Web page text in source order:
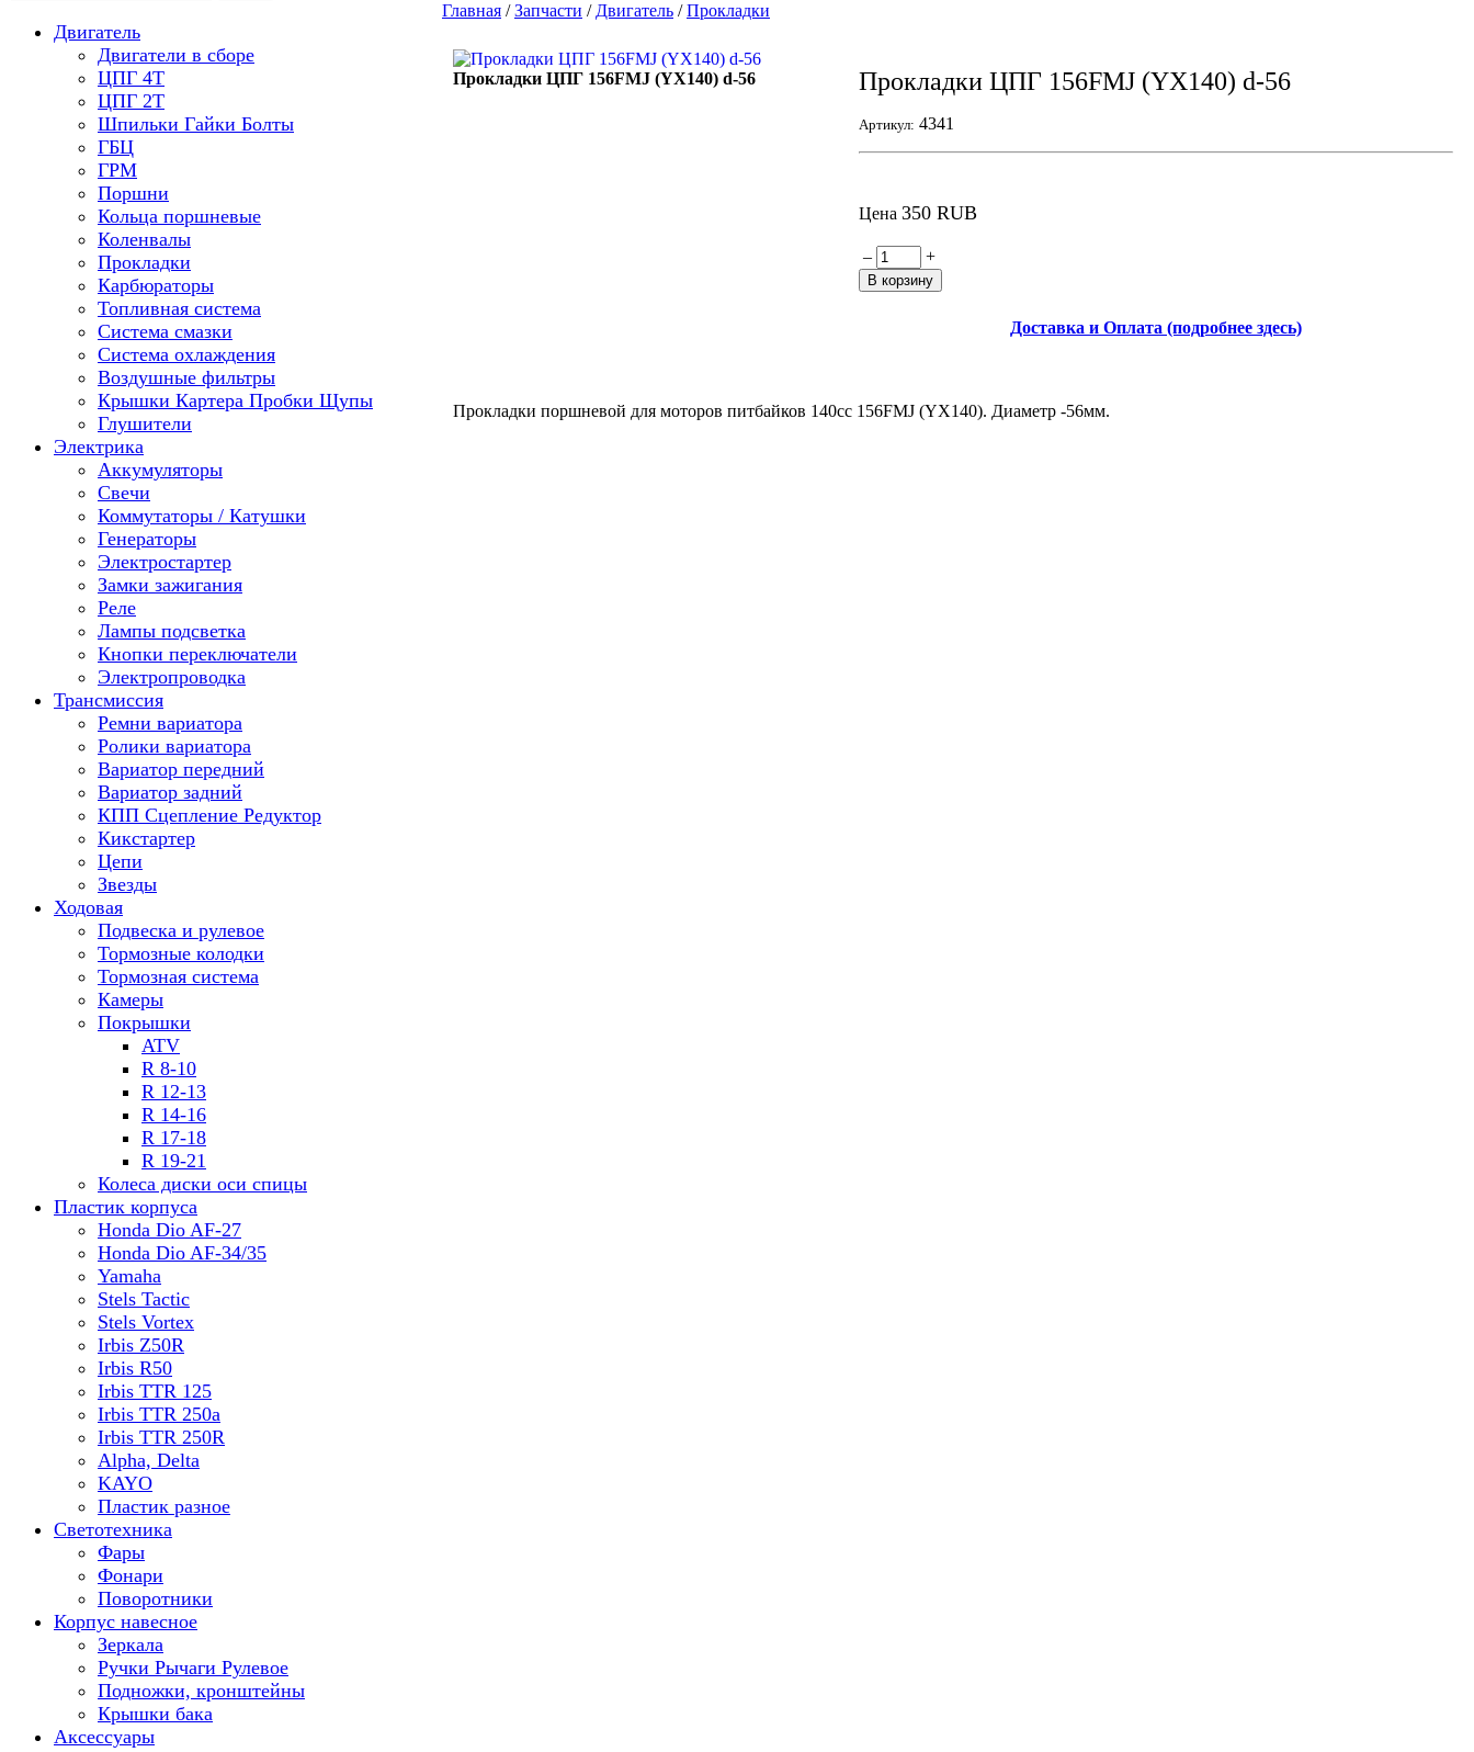
Двигатель
Двигатели в сборе
ЦПГ 4Т
ЦПГ 2Т
Шпильки Гайки Болты
ГБЦ
ГРМ
Поршни
Кольца поршневые
Коленвалы
Прокладки
Карбюраторы
Топливная система
Система смазки
Система охлаждения
Воздушные фильтры
Крышки Картера Пробки Щупы
Глушители
Электрика
Аккумуляторы
Свечи
Коммутаторы / Катушки
Генераторы
Электростартер
Замки зажигания
Реле
Лампы подсветка
Кнопки переключатели
Электропроводка
Трансмиссия
Ремни вариатора
Ролики вариатора
Вариатор передний
Вариатор задний
КПП Сцепление Редуктор
Кикстартер
Цепи
Звезды
Ходовая
Подвеска и рулевое
Тормозные колодки
Тормозная система
Камеры
Покрышки
ATV
R 8-10
R 12-13
R 14-16
R 17-18
R 19-21
Колеса диски оси спицы
Пластик корпуса
Honda Dio AF-27
Honda Dio AF-34/35
Yamaha
Stels Tactic
Stels Vortex
Irbis Z50R
Irbis R50
Irbis TTR 125
Irbis TTR 250a
Irbis TTR 250R
Alpha, Delta
KAYO
Пластик разное
Светотехника
Фары
Фонари
Поворотники
Корпус навесное
Зеркала
Ручки Рычаги Рулевое
Подножки, кронштейны
Крышки бака
Аксессуары
Главная /Запчасти / Двигатель /Прокладки
Прокладки ЦПГ 156FMJ (YX140) d-56 Прокладки ЦПГ 156FMJ (YX140) d-56
Артикул: 4341
Цена 350 RUB
– +
Доставка и Оплата (подробнее здесь)
Прокладки поршневой для моторов питбайков 140сс 156FMJ (YX140). Диаметр -56мм.